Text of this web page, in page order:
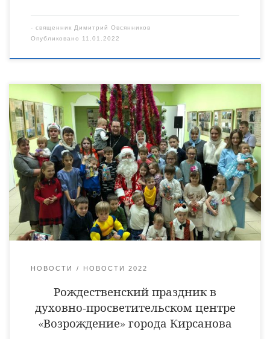
- священник Димитрий Овсянников
Опубликовано 11.01.2022
9 января в духовно-просветительском центре «Возрождение»
для воспитанников воскресной школы Архиерейского
подворья Тихвинского храма прошло мероприятие,
посвященное светлому празднику Рождества Христова. В
первой, торжественной части, которая началась с совместного
исполнения тропаря праздника, присутствующие посмотрели
мультфильм о событиях таинственной ночи Рождества
Христова, прозвучали рождественские стихи и песни не
только на русском языке, но и на […]
НОВОСТИ НОВОСТИ 2022
Рождественский праздник в
духовно-просветительском центре
«Возрождение» города Кирсанова